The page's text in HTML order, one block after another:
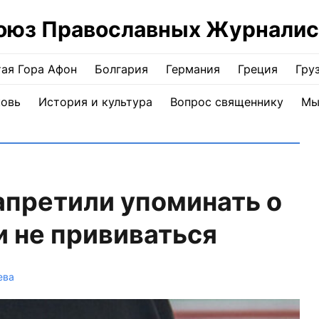
Православных
Гора Афон Болгария Германия Греция
История и культура Вопрос священнику
упоминать о
не прививаться